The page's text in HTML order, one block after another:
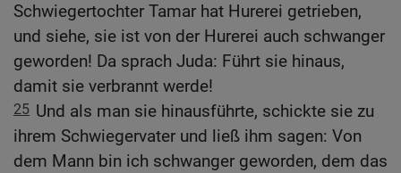
Schwiegertochter Tamar hat Hurerei getrieben,
und siehe, sie ist von der Hurerei auch schwanger
geworden! Da sprach Juda: Führt sie hinaus,
damit sie verbrannt werde!
25 Und als man sie hinausführte, schickte sie zu
ihrem Schwiegervater und ließ ihm sagen: Von
dem Mann bin ich schwanger geworden, dem das